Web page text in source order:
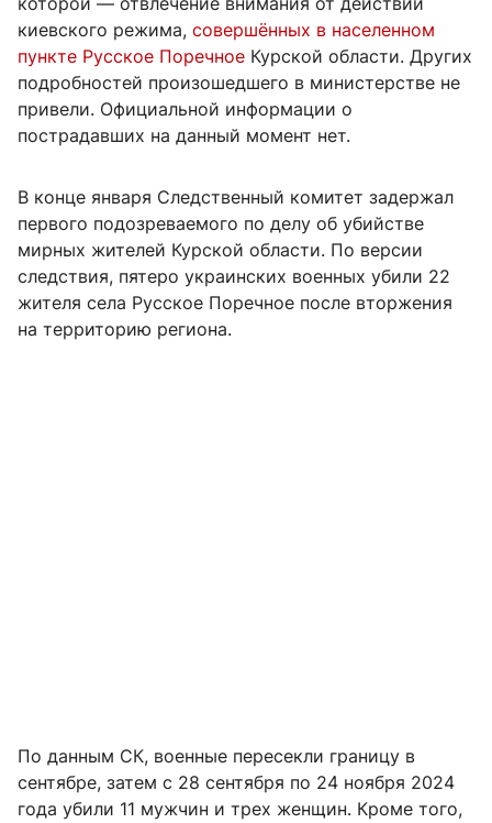
киевского режима, совершённых в населенном
пункте Русское Поречное Курской области. Других
подробностей произошедшего в министерстве не
привели. Официальной информации о
пострадавших на данный момент нет.
В конце января Следственный комитет задержал
первого подозреваемого по делу об убийстве
мирных жителей Курской области. По версии
следствия, пятеро украинских военных убили 22
жителя села Русское Поречное после вторжения
на территорию региона.
По данным СК, военные пересекли границу в
сентябре, затем с 28 сентября по 24 ноября 2024
года убили 11 мужчин и трех женщин. Кроме того,